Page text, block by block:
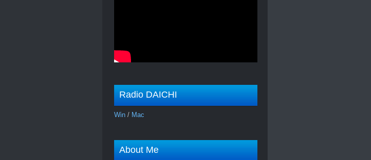
Radio DAICHI
Win / Mac
About Me